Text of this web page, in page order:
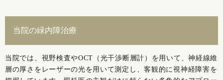
当院の緑内障治療
当院では、視野検査やOCT（光干渉断層計）を用いて、神経線維
層の厚さをレーザーの光を用いて測定し、客観的に視神経障害を